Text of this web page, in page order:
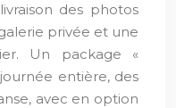
des photos
privée et une
Un package «
entière, des
avec en option